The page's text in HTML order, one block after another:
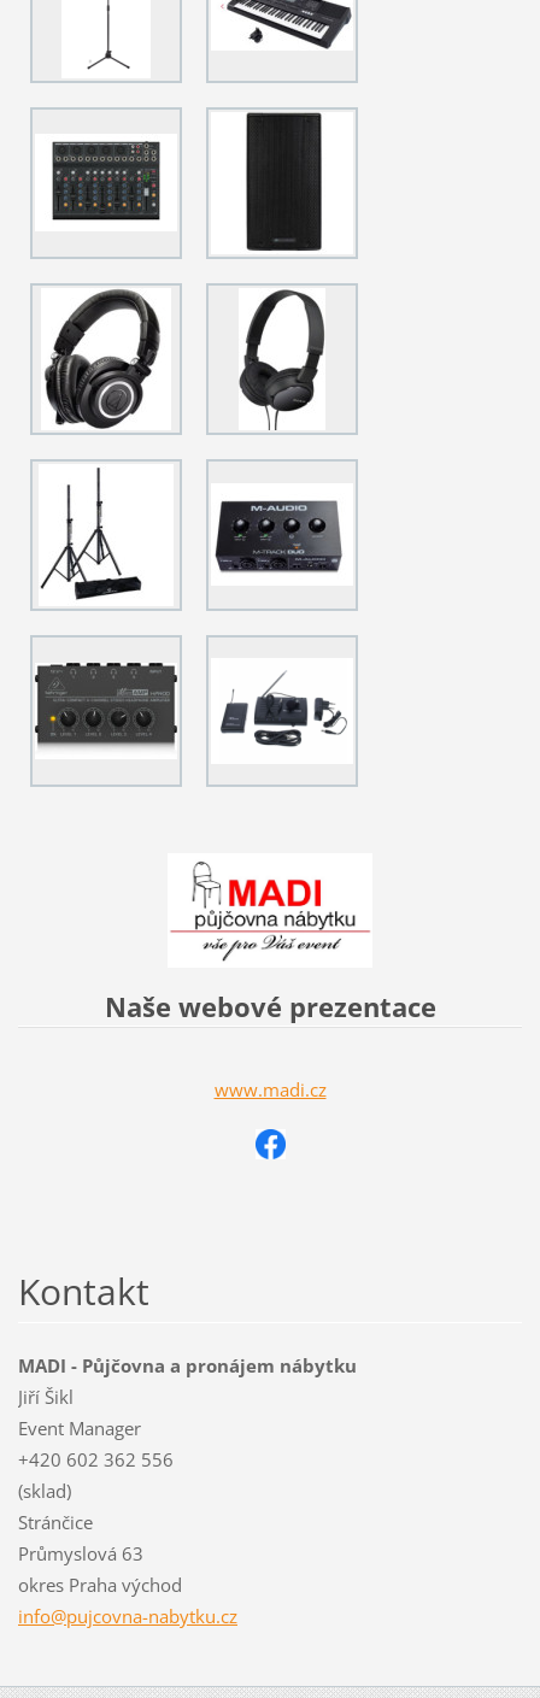
Naše webové prezentace
www.madi.cz
Kontakt
MADI - Půjčovna a pronájem nábytku
Jiří Šikl
Event Manager
+420 602 362 556
(sklad)
Stránčice
Průmyslová 63
okres Praha východ
info@pujcovna-nabytku.cz